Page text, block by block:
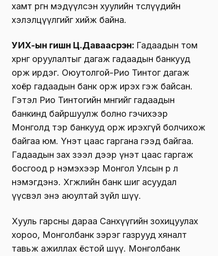
хамт өргөн мэдүүлсэн хуулийн төслүүдийн
хэлэлцүүлгийг хийж байна.
УИХ-ын гишүүн Ц.Даваасүрэн: Гадаадын том
хөрөнгө оруулалтыг дагаж гадаадын банкууд
орж ирдэг. Оюутолгой-Рио Тинтог дагаж
хоёр гадаадын банк орж ирэх гэж байсан.
Гэтэл Рио Тинтогийн мөнгийг гадаадын
банкинд байршуулж болно гэчихээр
Монголд тэр банкууд орж ирэхгүй болчихож
байгаа юм. Үнэт цаас гаргана гээд байгаа.
Гадаадын зах зээл дээр үнэт цаас гаргаж
босгоод өр нэмэхээр Монгол Улсын өр л
нэмэгдэнэ. Хөгжлийн банк шиг асуудал
үүсвэл энэ аюултай зүйл шүү.
Хууль гарсны дараа Санхүүгийн зохицуулах
хороо, Монголбанк зэрэг газрууд хяналт
тавьж ажиллах ёстой шүү. Монголбанк